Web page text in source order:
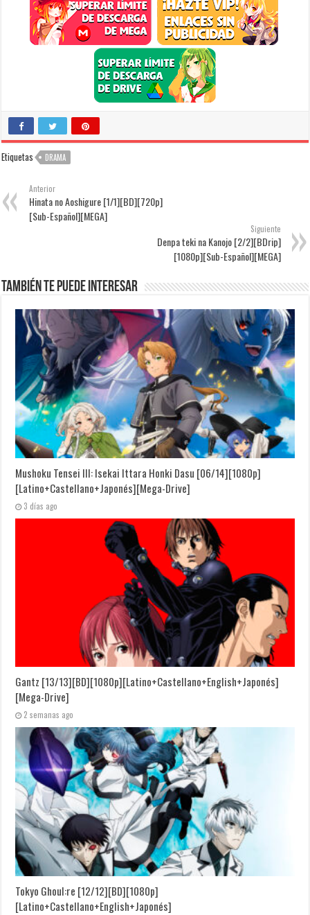
Etiquetas DRAMA
Anterior
Hinata no Aoshigure [1/1][BD][720p]
[Sub-Español][MEGA]
Siguiente
Denpa teki na Kanojo [2/2][BDrip]
[1080p][Sub-Español][MEGA]
También te puede interesar
Mushoku Tensei III: Isekai Ittara Honki Dasu [06/14][1080p]
[Latino+Castellano+Japonés][Mega-Drive]
3 días ago
Gantz [13/13][BD][1080p][Latino+Castellano+English+Japonés]
[Mega-Drive]
2 semanas ago
Tokyo Ghoul:re [12/12][BD][1080p]
[Latino+Castellano+English+Japonés]